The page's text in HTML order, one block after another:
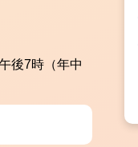
後7時（年中